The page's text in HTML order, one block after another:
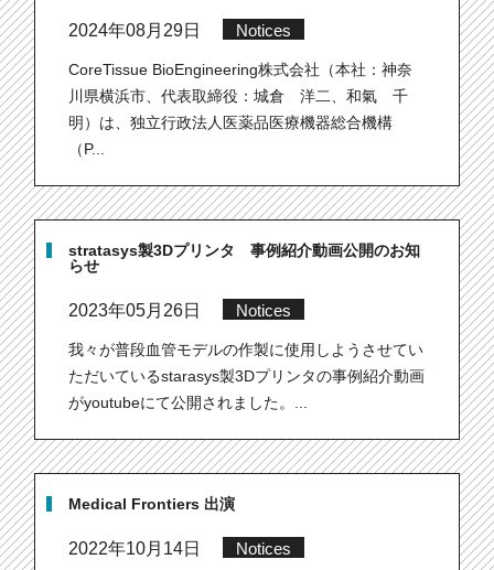
2024年08月29日 Notices
CoreTissue BioEngineering株式会社（本社：神奈
川県横浜市、代表取締役：城倉 洋二、和氣 千
明）は、独立行政法人医薬品医療機器総合機構
（P...
stratasys製3Dプリンタ 事例紹介動画公開のお知
らせ
2023年05月26日 Notices
我々が普段血管モデルの作製に使用しようさせてい
ただいているstarasys製3Dプリンタの事例紹介動画
がyoutubeにて公開されました。...
Medical Frontiers 出演
2022年10月14日 Notices